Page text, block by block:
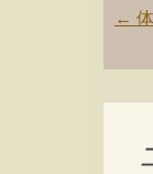
Post
←